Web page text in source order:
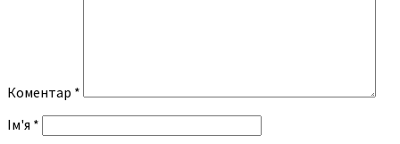
Коментар *
Ім'я *